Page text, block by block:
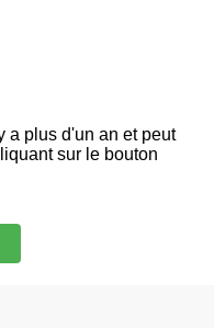
a plus d'un an et peut
sur le bouton